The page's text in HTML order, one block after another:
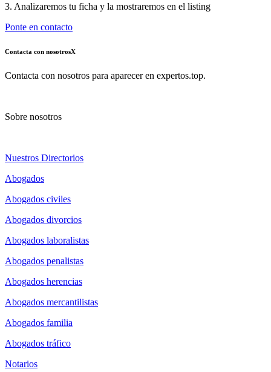
3. Analizaremos tu ficha y la mostraremos en el listing
Ponte en contacto
Contacta con nosotrosX
Contacta con nosotros para aparecer en expertos.top.
Sobre nosotros
Nuestros Directorios
Abogados
Abogados civiles
Abogados divorcios
Abogados laboralistas
Abogados penalistas
Abogados herencias
Abogados mercantilistas
Abogados familia
Abogados tráfico
Notarios